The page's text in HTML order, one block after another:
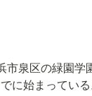
市泉区の緑園学
に始まっている